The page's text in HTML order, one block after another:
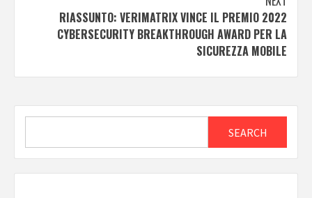
RIASSUNTO: VERIMATRIX VINCE IL PREMIO 2022
CYBERSECURITY BREAKTHROUGH AWARD PER LA
SICUREZZA MOBILE
SEARCH